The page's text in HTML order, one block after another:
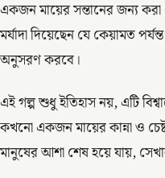
একজন মায়ের সন্তানের জন্য করা
মর্যাদা দিয়েছেন যে কেয়ামত
অনুসরণ করবে।
এই গল্প শুধু ইতিহাস নয়, এটি
কখনো একজন মায়ের কান্না ও
মানুষের আশা শেষ হয়ে যায়,